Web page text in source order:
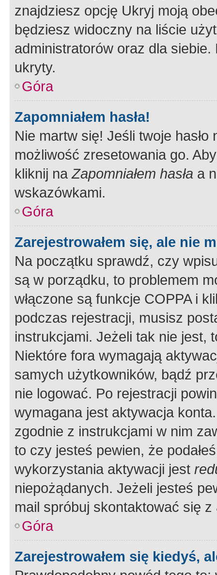
znajdziesz opcję Ukryj moją
będziesz widoczny na liście
administratorów oraz dla
ukryty.
Góra
Zapomniałem hasła!
Nie martw się! Jeśli twoje
możliwość zresetowania go.
kliknij naZapomniałem hasła a
wskazówkami.
Góra
Zarejestrowałem się, ale nie
Na początku sprawdź, czy
są w porządku, to problemem
włączone są funkcje COPPA i
podczas rejestracji, musisz
instrukcjami. Jeżeli tak nie jest,
Niektóre fora wymagają
samych użytkowników, bądź
nie logować. Po rejestracji
wymagana jest aktywacja
zgodnie z instrukcjami w nim
to czy jesteś pewien, że
wykorzystania aktywacji jest
niepożądanych. Jeżeli jesteś
mail spróbuj skontaktować się
Góra
Zarejestrowałem się kiedyś,